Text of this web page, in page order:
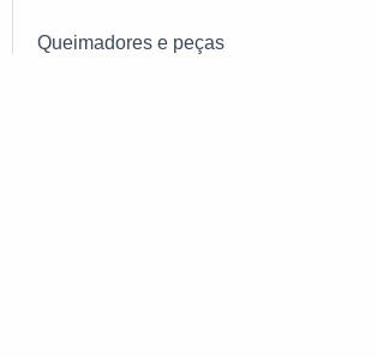
queimadores a gás para fornos
Queimadores e peças